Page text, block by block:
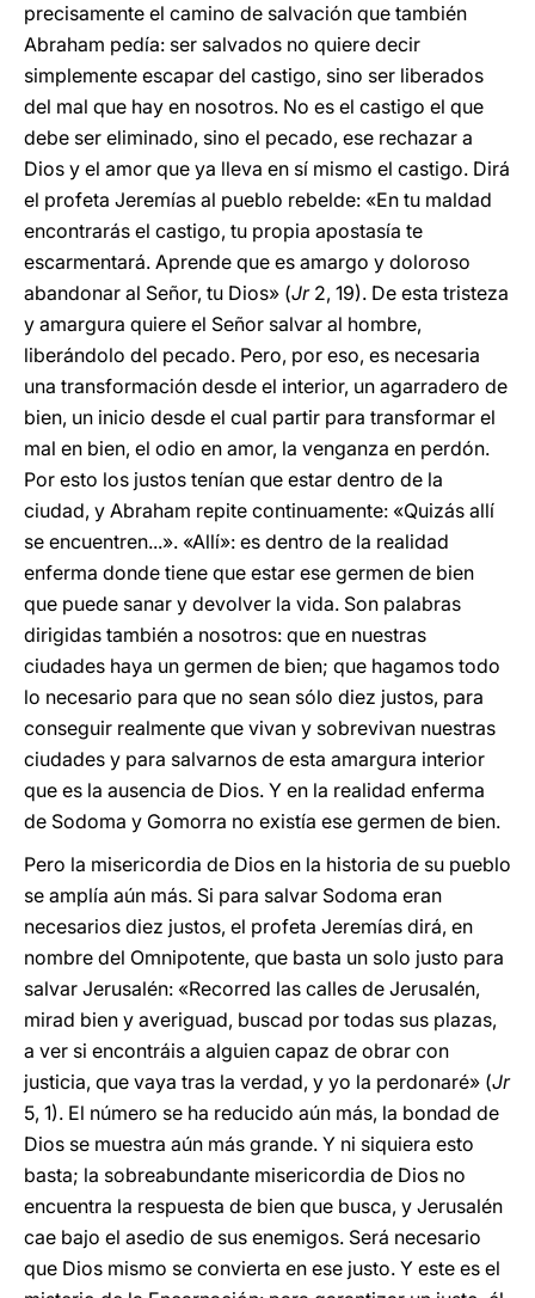
precisamente el camino de salvación que también
Abraham pedía: ser salvados no quiere decir
simplemente escapar del castigo, sino ser liberados
del mal que hay en nosotros. No es el castigo el que
debe ser eliminado, sino el pecado, ese rechazar a
Dios y el amor que ya lleva en sí mismo el castigo. Dirá
el profeta Jeremías al pueblo rebelde: «En tu maldad
encontrarás el castigo, tu propia apostasía te
escarmentará. Aprende que es amargo y doloroso
abandonar al Señor, tu Dios» (Jr2, 19). De esta tristeza
y amargura quiere el Señor salvar al hombre,
liberándolo del pecado. Pero, por eso, es necesaria
una transformación desde el interior, un agarradero de
bien, un inicio desde el cual partir para transformar el
mal en bien, el odio en amor, la venganza en perdón.
Por esto los justos tenían que estar dentro de la
ciudad, y Abraham repite continuamente: «Quizás allí
se encuentren...». «Allí»: es dentro de la realidad
enferma donde tiene que estar ese germen de bien
que puede sanar y devolver la vida. Son palabras
dirigidas también a nosotros: que en nuestras
ciudades haya un germen de bien; que hagamos todo
lo necesario para que no sean sólo diez justos, para
conseguir realmente que vivan y sobrevivan nuestras
ciudades y para salvarnos de esta amargura interior
que es la ausencia de Dios. Y en la realidad enferma
de Sodoma y Gomorra no existía ese germen de bien.
Pero la misericordia de Dios en la historia de su pueblo
se amplía aún más. Si para salvar Sodoma eran
necesarios diez justos, el profeta Jeremías dirá, en
nombre del Omnipotente, que basta un solo justo para
salvar Jerusalén: «Recorred las calles de Jerusalén,
mirad bien y averiguad, buscad por todas sus plazas,
a ver si encontráis a alguien capaz de obrar con
justicia, que vaya tras la verdad, y yo la perdonaré» (Jr
5, 1). El número se ha reducido aún más, la bondad de
Dios se muestra aún más grande. Y ni siquiera esto
basta; la sobreabundante misericordia de Dios no
encuentra la respuesta de bien que busca, y Jerusalén
cae bajo el asedio de sus enemigos. Será necesario
que Dios mismo se convierta en ese justo. Y este es el